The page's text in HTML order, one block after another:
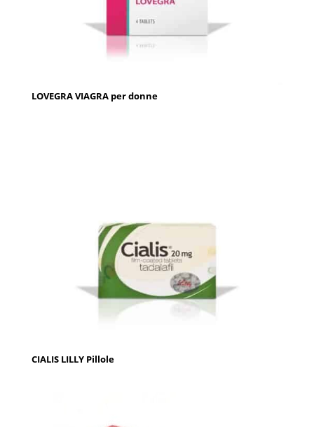
LOVEGRA VIAGRA per donne
CIALIS LILLY Pillole